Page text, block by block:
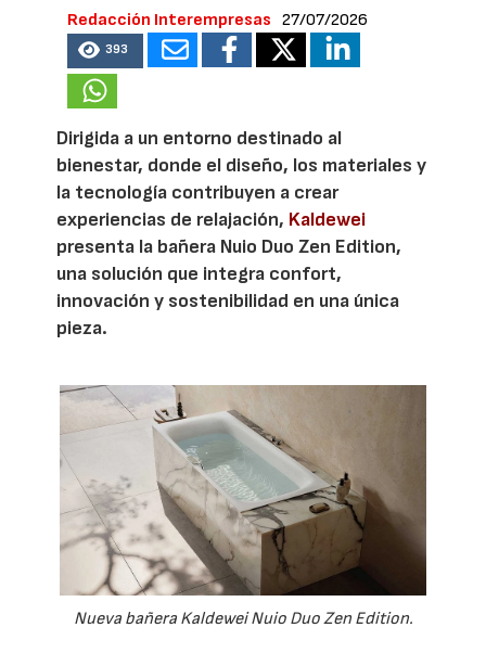
Redacción Interempresas 27/07/2026
393
Dirigida a un entorno destinado al
bienestar, donde el diseño, los materiales y
la tecnología contribuyen a crear
experiencias de relajación, Kaldewei
presenta la bañera Nuio Duo Zen Edition,
una solución que integra confort,
innovación y sostenibilidad en una única
pieza.
Nueva bañera Kaldewei Nuio Duo Zen Edition.